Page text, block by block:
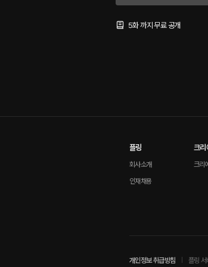
5화 까지 무료 공개
플링
회사소개
인재채용
크리
크리
개인정보 취급방침 플링